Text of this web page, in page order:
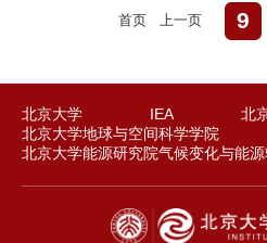
美国超99%新增装机来自可再生能源
【油气要闻】
新西兰拟解禁海上油气勘探
美国油气行业生产效率进一步提高
首页 上一页 9
北京大学 IEA
北
北京大学地球与空间科学学院
北京大学能源研究院气候变化与能源